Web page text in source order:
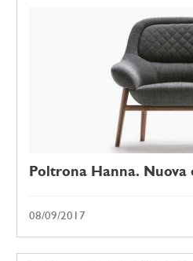
Poltrona Hanna. Nuova
08/09/2017